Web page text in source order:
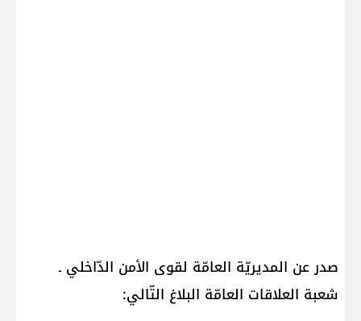
صدر عن المديريّة العامّة لقوى الأمن الدّاخلي ـ
شعبة العلاقات العامّة البلاغ التّالي: